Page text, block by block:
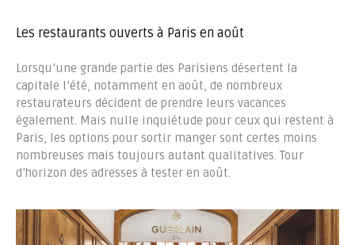
Les restaurants ouverts à Paris en août
Lorsqu’une grande partie des Parisiens désertent la
capitale l’été, notamment en août, de nombreux
restaurateurs décident de prendre leurs vacances
également. Mais nulle inquiétude pour ceux qui restent à
Paris, les options pour sortir manger sont certes moins
nombreuses mais toujours autant qualitatives. Tour
d’horizon des adresses à tester en août.